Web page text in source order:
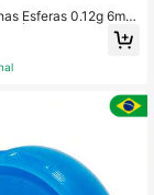
Esferas 0.12g 6mm
e Óleo de Silicone 15